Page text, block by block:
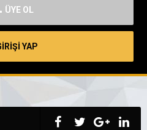
ÜYE OL
YAP